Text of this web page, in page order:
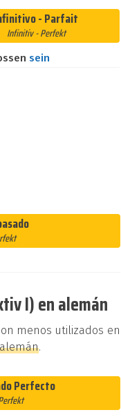
- Parfait
Infinitiv - Perfekt
sein
I) en alemán
menos utilizados en
.
Perfecto